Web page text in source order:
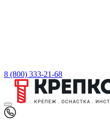
8 (800) 333-21-68